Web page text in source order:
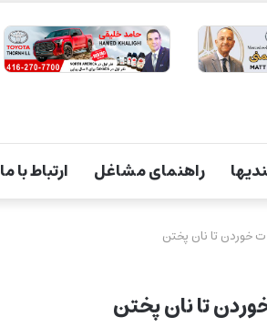
راهنمای مشاغل ارتباط با ما
خوردن تا نان پختن
تا نان پختن